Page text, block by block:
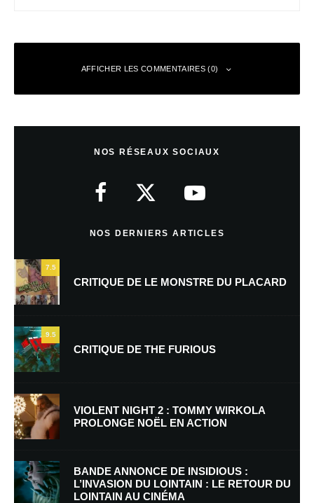
AFFICHER LES COMMENTAIRES (0)
Nom*
E-mail
Enregistrer mon nom, mon e-mail et mon site dans le navigateur pour
NOS RÉSEAUX SOCIAUX
NOS DERNIERS ARTICLES
7.5
CRITIQUE DE LE MONSTRE DU PLACARD
9.5
CRITIQUE DE THE FURIOUS
VIOLENT NIGHT 2 : TOMMY WIRKOLA
PROLONGE NOËL EN ACTION
BANDE ANNONCE DE INSIDIOUS :
L’INVASION DU LOINTAIN : LE RETOUR DU
LOINTAIN AU CINÉMA